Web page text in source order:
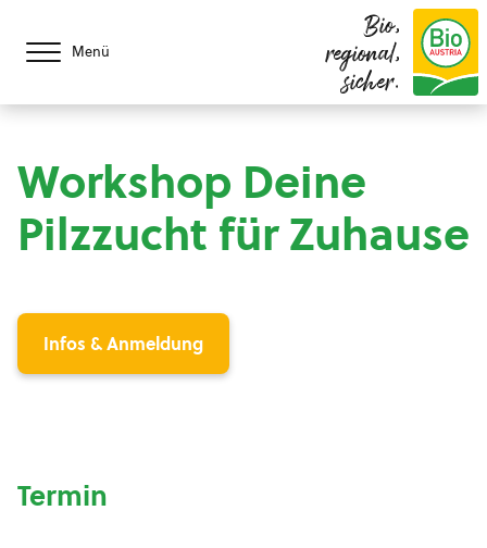
Menü
Bio,
regional,
sicher.
Workshop Deine
Pilzzucht für Zuhause
Infos & Anmeldung
Termin